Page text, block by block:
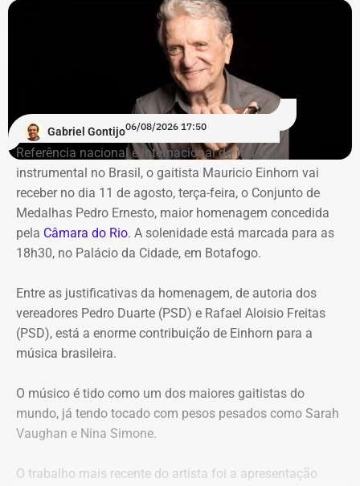
Gabriel Gontijo06/08/2026 17:50
Referência nacional e internacional da música
instrumental no Brasil, o gaitista Mauricio Einhorn vai
receber no dia 11 de agosto, terça-feira, o Conjunto de
Medalhas Pedro Ernesto, maior homenagem concedida
pela Câmara do Rio. A solenidade está marcada para as
18h30, no Palácio da Cidade, em Botafogo.
Entre as justificativas da homenagem, de autoria dos
vereadores Pedro Duarte (PSD) e Rafael Aloisio Freitas
(PSD), está a enorme contribuição de Einhorn para a
música brasileira.
O músico é tido como um dos maiores gaitistas do
mundo, já tendo tocado com pesos pesados como Sarah
Vaughan e Nina Simone.
O trabalho mais recente do artista foi a apresentação